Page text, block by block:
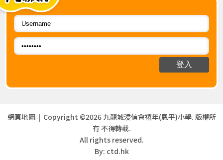
網頁地圖| Copyright ©2026 九龍城浸信會禧年(恩平)小學. 版權所
有 不得轉載.
All rights reserved.
By: ctd.hk